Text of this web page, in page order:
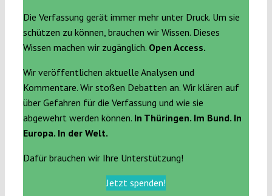
Die Verfassung gerät immer mehr unter Druck. Um sie
schützen zu können, brauchen wir Wissen. Dieses
Wissen machen wir zugänglich. Open Access.
Wir veröffentlichen aktuelle Analysen und
Kommentare. Wir stoßen Debatten an. Wir klären auf
über Gefahren für die Verfassung und wie sie
abgewehrt werden können. In Thüringen. Im Bund. In
Europa. In der Welt.
Dafür brauchen wir Ihre Unterstützung!
Jetzt spenden!